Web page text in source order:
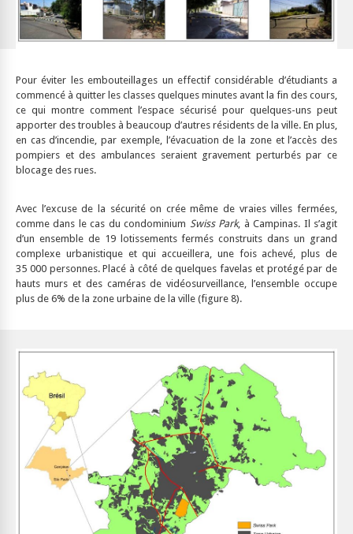
Pour éviter les embouteillages un effectif considérable d’étudiants a
commencé à quitter les classes quelques minutes avant la fin des cours,
ce qui montre comment l’espace sécurisé pour quelques-uns peut
apporter des troubles à beaucoup d’autres résidents de la ville. En plus,
en cas d’incendie, par exemple, l’évacuation de la zone et l’accès des
pompiers et des ambulances seraient gravement perturbés par ce
blocage des rues.
Avec l’excuse de la sécurité on crée même de vraies villes fermées,
comme dans le cas du condominium Swiss Park, à Campinas. Il s’agit
d’un ensemble de 19 lotissements fermés construits dans un grand
complexe urbanistique et qui accueillera, une fois achevé, plus de
35 000 personnes. Placé à côté de quelques favelas et protégé par de
hauts murs et des caméras de vidéosurveillance, l’ensemble occupe
plus de 6% de la zone urbaine de la ville (figure 8).